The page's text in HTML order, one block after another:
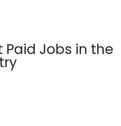
Paid Jobs in the